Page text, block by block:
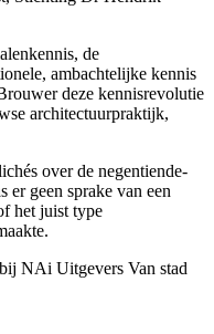
de
ambachtelijke kennis
deze kennisrevolutie
architectuurpraktijk,
over de negentiende-
geen sprake van een
het juist type
NAi Uitgevers Van stad